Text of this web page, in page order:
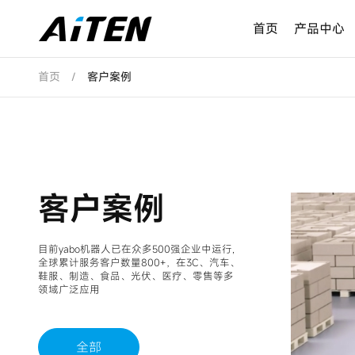
首页 产品中心
首页 / 客户案例
客户案例
目前yabo机器人已在众多500强企业中运行,
全球累计服务客户数量800+，在3C、汽车、
鞋服、制造、食品、光伏、医疗、零售等多
领域广泛应用
全部